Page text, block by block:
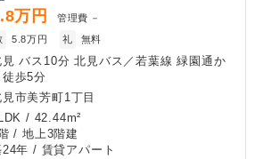
万円 管理費 －
5.8万円 礼 無料
見 バス10分 北見バス／若葉線 緑園通か
徒歩5分
市美芳町1丁目
/ 42.44m²
/ 地上3階建
24年 / 賃貸アパート